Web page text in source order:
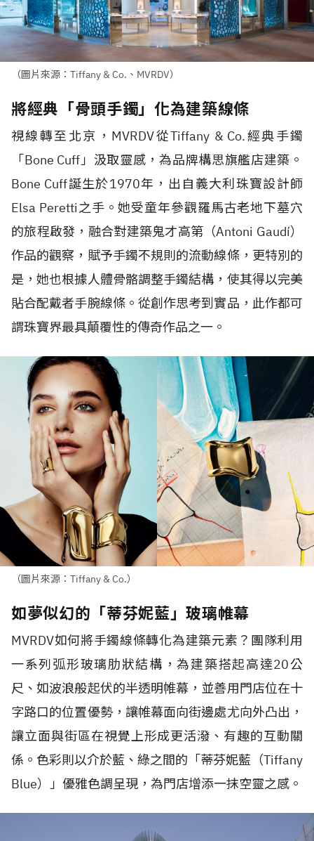
（圖片來源：Tiffany & Co.、MVRDV）
將經典「骨頭手鐲」化為建築線條
視線轉至北京， MVRDV從Tiffany & Co.經典手鐲
「Bone Cuff」汲取靈感，為品牌構思旗艦店建築。
Bone Cuff誕生於1970年，出自義大利珠寶設計師
Elsa Peretti之手。她受童年參觀羅馬古老地下墓穴
的旅程啟發，融合對建築鬼才高第（Antoni Gaudí）
作品的觀察，賦予手鐲不規則的流動線條，更特別的
是，她也根據人體骨骼調整手鐲結構，使其得以完美
貼合配戴者手腕線條。從創作思考到實品，此作都可
謂珠寶界最具顛覆性的傳奇作品之一。
（圖片來源：Tiffany & Co.）
如夢似幻的「蒂芬妮藍」玻璃帷幕
MVRDV如何將手鐲線條轉化為建築元素？團隊利用
一系列弧形玻璃肋狀結構，為建築搭起高達20公
尺、如波浪般起伏的半透明帷幕，並善用門店位在十
字路口的位置優勢，讓帷幕面向街邊處尤向外凸出，
讓立面與街區在視覺上形成更活潑、有趣的互動關
係。色彩則以介於藍、綠之間的「蒂芬妮藍（Tiffany
Blue）」優雅色調呈現，為門店增添一抹空靈之感。